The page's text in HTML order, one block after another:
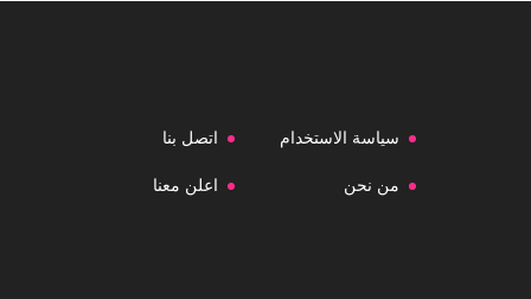
سياسة الاستخدام اتصل بنا
من نحن اعلن معنا